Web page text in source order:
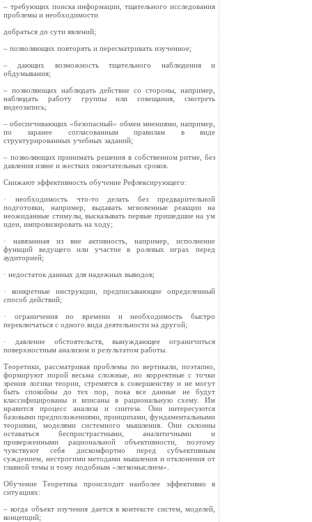
– требующих поиска информации, тщательного исследования
проблемы и необходимости
добраться до сути явлений;
– позволяющих повторять и пересматривать изученное;
– дающих возможность тщательного наблюдения и
обдумывания;
– позволяющих наблюдать действие со стороны, например,
наблюдать работу группы или совещания, смотреть
видеозапись;
– обеспечивающих «безопасный» обмен мнениями, например,
по заранее согласованным правилам в виде
структурированных учебных заданий;
– позволяющих принимать решения в собственном ритме, без
давления извне и жестких окончательных сроков.
Снижают эффективность обучение Рефлексирующего:
· необходимость что-то делать без предварительной
подготовки, например, выдавать мгновенные реакции на
неожиданные стимулы, высказывать первые пришедшие на ум
идеи, импровизировать на ходу;
· навязанная из вне активность, например, исполнение
функций ведущего или участие в ролевых играх перед
аудиторией;
· недостаток данных для надежных выводов;
· конкретные инструкции, предписывающие определенный
способ действий;
· ограничения по времени и необходимость быстро
переключаться с одного вида деятельности на другой;
· давление обстоятельств, вынуждающее ограничиться
поверхностным анализом и результатом работы.
Теоретики, рассматривая проблемы по вертикали, поэтапно,
формируют порой весьма сложные, но корректные с точки
зрения логики теории, стремятся к совершенству и не могут
быть спокойны до тех пор, пока все данные не будут
классифицированы и вписаны в рациональную схему. Им
нравится процесс анализа и синтеза. Они интересуются
базовыми предположениями, принципами, фундаментальными
теориями, моделями системного мышления. Они склонны
оставаться беспристрастными, аналитичными и
приверженными рациональной объективности, поэтому
чувствуют себя дискомфортно перед субъективным
суждением, нестрогими методами мышления и отклонения от
главной темы и тому подобным «легкомыслием».
Обучение Теоретика происходит наиболее эффективно в
ситуациях:
– когда объект изучения дается в контексте систем, моделей,
концепций;